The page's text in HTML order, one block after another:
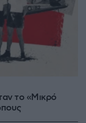
το «Μικρό